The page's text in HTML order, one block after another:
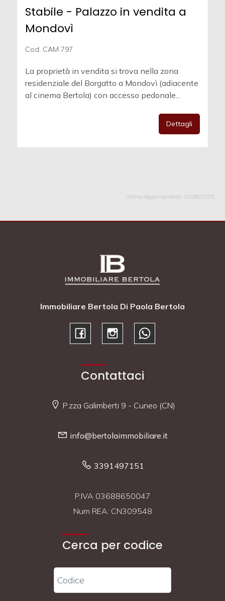
Stabile - Palazzo in vendita a
Mondovì
Cod. CAM 797
La proprietà in vendita si trova nella zona
residenziale del Borgatto a Mondovì (adiacente
al cinema Bertola) con accesso pedonale...
Dettagli
Ultimo aggiornamento 20/08/2025
Immobiliare Bertola Di Paola Bertola
Contattaci
P.zza Galimberti 9 - Cuneo (CN)
info@bertolaimmobiliare.it
3391497151
P.IVA 03688650047
Num REA: CN309548
Cerca per codice